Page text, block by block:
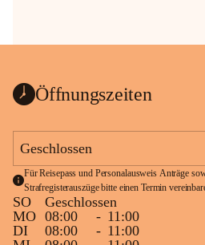
Öffnungszeiten
Geschlossen
Für Reisepass und Personalausweis Anträge
Strafregisterauszüge bitte einen Termin
SO
Geschlossen
MO 08:00 - 11:00
DI
08:00 - 11:00